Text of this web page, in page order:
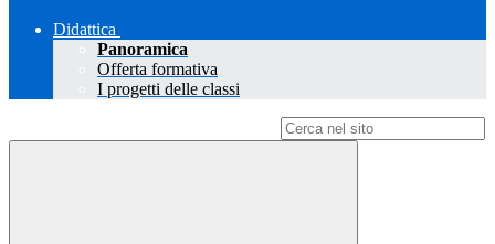
Didattica
Panoramica
Offerta formativa
I progetti delle classi